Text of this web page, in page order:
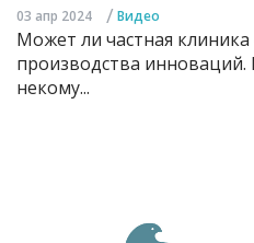
03 апр 2024 / Видео
Может ли частная
производства
некому...